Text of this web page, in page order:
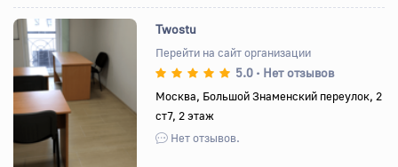
Назад Вперед
Twostu
Перейти на сайт организации
5.0 • Нет отзывов
Москва, Большой Знаменский переулок, 2
ст7, 2 этаж
Нет отзывов.